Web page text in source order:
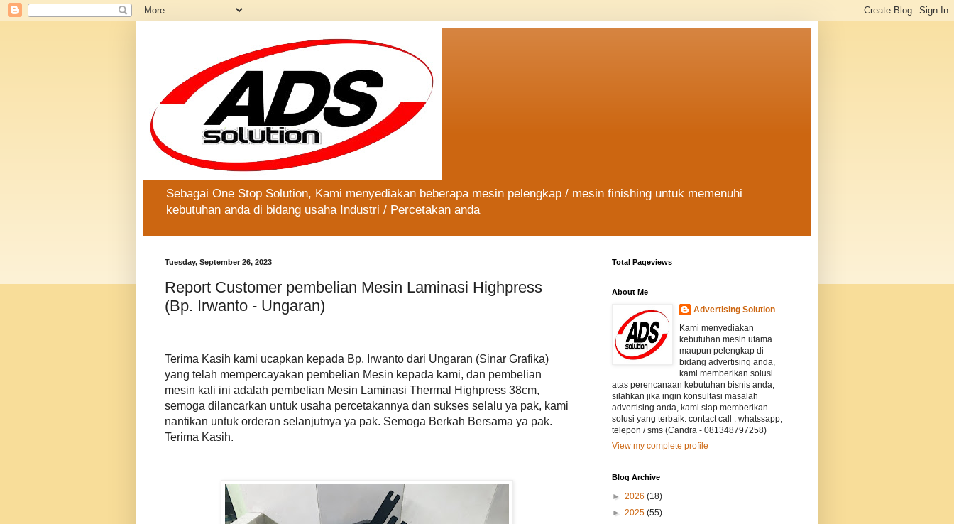
Sebagai One Stop Solution, Kami menyediakan beberapa mesin pelengkap / mesin finishing untuk memenuhi
kebutuhan anda di bidang usaha Industri / Percetakan anda
Tuesday, September 26, 2023
Report Customer pembelian Mesin Laminasi Highpress
(Bp. Irwanto - Ungaran)
Terima Kasih kami ucapkan kepada Bp. Irwanto dari Ungaran (Sinar Grafika)
yang telah mempercayakan pembelian Mesin kepada kami, dan pembelian
mesin kali ini adalah pembelian Mesin Laminasi Thermal Highpress 38cm,
semoga dilancarkan untuk usaha percetakannya dan sukses selalu ya pak, kami
nantikan untuk orderan selanjutnya ya pak. Semoga Berkah Bersama ya pak.
Terima Kasih.
Total Pageviews
About Me
Advertising Solution
Kami menyediakan
kebutuhan mesin utama
maupun pelengkap di
bidang advertising anda,
kami memberikan solusi
atas perencanaan kebutuhan bisnis anda,
silahkan jika ingin konsultasi masalah
advertising anda, kami siap memberikan
solusi yang terbaik. contact call : whatssapp,
telepon / sms (Candra - 081348797258)
View my complete profile
Blog Archive
► 2026 (18)
► 2025 (55)